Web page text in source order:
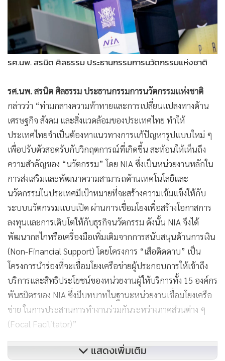
รศ.นพ. สรนิต ศิลธรรม ประธานกรรมการนวัตกรรมแห่งชาติ
รศ.นพ. สรนิต ศิลธรรม ประธานกรรมการนวัตกรรมแห่งชาติ
กล่าวว่า “ท่ามกลางความท้าทายและการเปลี่ยนแปลงทางด้าน
เศรษฐกิจ สังคม และสิ่งแวดล้อมของประเทศไทย ทำให้
ประเทศไทยจำเป็นต้องหาแนวทางการแก้ปัญหารูปแบบใหม่ ๆ
เพื่อปรับตัวสอดรับกับวิกฤตการณ์ที่เกิดขึ้น สะท้อนให้เห็นถึง
ความสำคัญของ “นวัตกรรม” โดย NIA ซึ่งเป็นหน่วยงานหลักใน
การส่งเสริมและพัฒนาความสามารถด้านเทคโนโลยีและ
นวัตกรรมในประเทศมีเป้าหมายที่จะสร้างความเข้มแข็งให้กับ
ระบบนวัตกรรมแบบเปิด ผ่านการเชื่อมโยงเพื่อสร้างโอกาสการ
ลงทุนและการเติบโตให้กับธุรกิจนวัตกรรม ดังนั้น NIA จึงได้
พัฒนากลไกหรือเครื่องมือเพิ่มเติมจากการสนับสนุนด้านการเงิน
(Non-Financial Support) โดยโครงการ “เสือติดดาบ” เป็น
โครงการนำร่องที่จะเชื่อมโยงเครือข่ายผู้ประกอบการให้เข้าถึง
บริการและสิทธิประโยชน์ของหน่วยงานผู้ให้บริการทั้ง 15 องค์กร
พันธมิตรของ NIA ซึ่งมีบทบาทในฐานะหน่วยงานเชื่อมโยงเครือ
ข่าย ในการประสานการทำงานร่วมกันระหว่างภาคส่วนต่าง ๆ
(Focal Facilitator)”
แสดงเพิ่มเติม